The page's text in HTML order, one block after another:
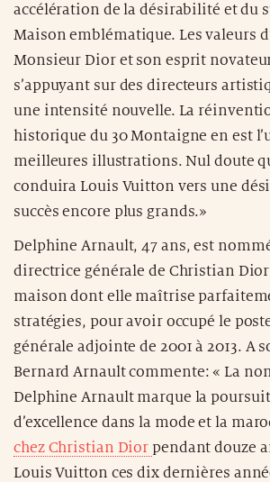
accélération de la désirabilité et du
Maison emblématique. Les valeurs
Monsieur Dior et son esprit
s’appuyant sur des directeurs
une intensité nouvelle. La
historique du 30 Montaigne en est
meilleures illustrations. Nul doute
conduira Louis Vuitton vers une
succès encore plus grands.»
Delphine Arnault, 47 ans, est
directrice générale de Christian
maison dont elle maîtrise
stratégies, pour avoir occupé le
générale adjointe de 2001 à 2013. A
Bernard Arnault commente: « La
Delphine Arnault marque la
d’excellence dans la mode et la
chez Christian Dior pendant douze
Louis Vuitton ces dix dernières